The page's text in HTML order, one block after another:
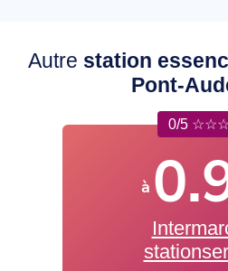
Autre station
Pont-
0/5
à